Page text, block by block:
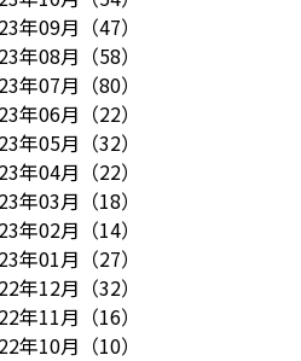
年09月 （47）
年08月 （58）
年07月 （80）
年06月 （22）
年05月 （32）
年04月 （22）
年03月 （18）
年02月 （14）
年01月 （27）
年12月 （32）
年11月 （16）
年10月 （10）